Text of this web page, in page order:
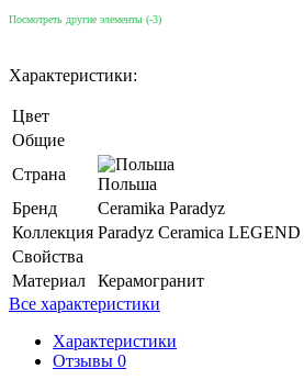
Посмотреть другие элементы (-3)
Характеристики:
Цвет
Общие
Страна
Польша
Бренд
Ceramika Paradyz
Коллекция Paradyz Ceramica
Свойства
Материал
Керамогранит
Все характеристики
Характеристики
Отзывы 0